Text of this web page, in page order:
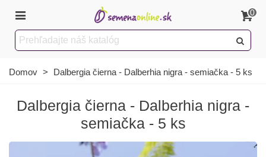
0
Domov > Dalbergia čierna - Dalberhia nigra - semiačka - 5 ks
Dalbergia čierna - Dalberhia nigra -
semiačka - 5 ks